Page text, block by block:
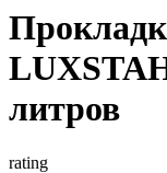
литров
rating